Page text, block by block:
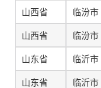
山西省
临汾市
山西省
临汾市
山东省
临沂市
山东省
临沂市